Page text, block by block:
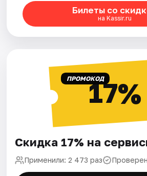
Билеты со
на Kassir.ru
ПРОМОКОД17%
Скидка 17% на
Применили: 2 473 раз